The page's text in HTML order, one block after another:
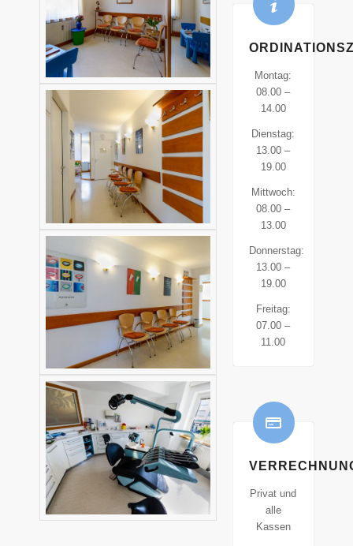
Montag:
08.00 –
14.00
Dienstag:
13.00 –
19.00
Mittwoch:
08.00 –
13.00
Donnerstag:
13.00 –
19.00
Freitag:
07.00 –
11.00
Privat und
alle
Kassen